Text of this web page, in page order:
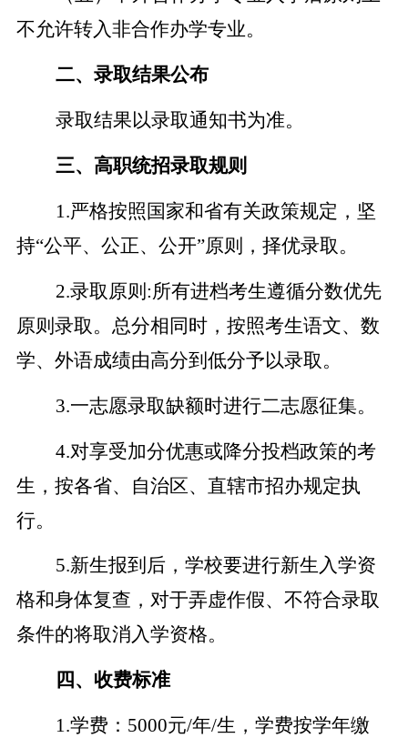
不允许转入非合作办学专业。
二、录取结果公布
录取结果以录取通知书为准。
三、高职统招录取规则
1 .严格按照国家和省有关政策规定，坚
持“公平、公正、公开”原则，择优录取。
2.录取原则 :所有进档考生遵循分数优先
原则录取。总分相同时，按照考生语文、数
学、外语成绩由高分到低分予以录取 。
3.一志愿录取缺额时进行二志愿征集。
4.对享受加分优惠或降分投档政策的考
生，按各省、自治区、直辖市招办规定执
行。
5.新生报到后，学校要进行新生入学资
格和身体复查，对于弄虚作假、不符合录取
条件的将取消入学资格。
四、收费标准
1.学费： 5000元/年/生，学费按学年缴